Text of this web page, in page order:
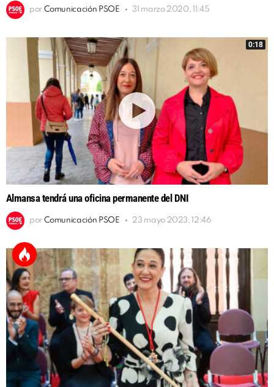
por Comunicación PSOE 31 marzo 2020, 11:45
0:18
Almansa tendrá una oficina permanente del DNI
por Comunicación PSOE 23 mayo 2023, 12:46